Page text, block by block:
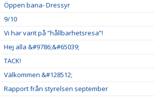
Öppen bana- Dressyr
9/10
Vi har varit på ”hållbarhetsresa”!
Hej alla &#9786;&#65039;
TACK!
Välkommen &#128512;
Rapport från styrelsen september